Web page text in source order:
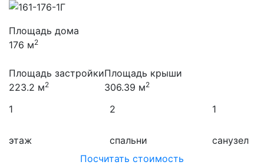
Площадь дома
176 м2
Площадь застройки
223.2 м2
Площадь крыши
306.39 м2
1
этаж
2
спальни
1
санузел
Посчитать стоимость